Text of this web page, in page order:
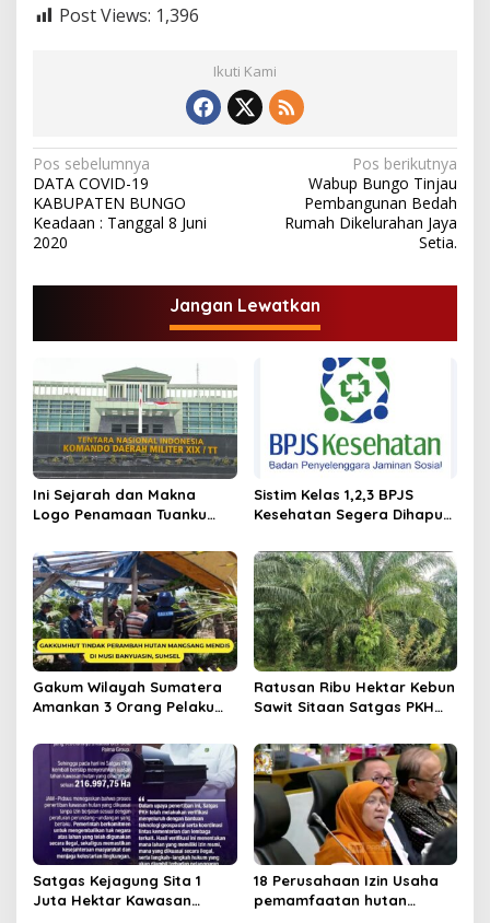
Post Views: 1,396
Ikuti Kami
N
a
v
i
g
s
i
p
o
s
Pos sebelumnya
DATA COVID-19
KABUPATEN BUNGO
Keadaan : Tanggal 8 Juni
2020
Pos berikutnya
Wabup Bungo Tinjau
Pembangunan Bedah
Rumah Dikelurahan Jaya
Setia.
Jangan Lewatkan
Ini Sejarah dan Makna
Logo Penamaan Tuanku
Kodam XIX/TT
Sistim Kelas 1,2,3 BPJS
Kesehatan Segera Dihapus,
Gakum Wilayah Sumatera
Amankan 3 Orang Pelaku
Ratusan Ribu Hektar Kebun
Sawit Sitaan Satgas PKH
Satgas Kejagung Sita 1
Juta Hektar Kawasan
18 Perusahaan Izin Usaha
pemamfaatan hutan